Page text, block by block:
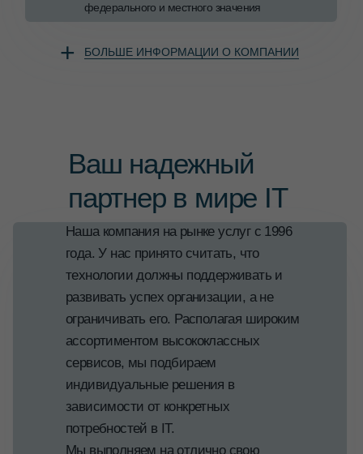
БОЛЬШЕ ИНФОРМАЦИИ О КОМПАНИИ
+
федерального и местного значения
Ваш надежный
партнер в мире IT
Наша компания на рынке услуг с 1996
года. У нас принято считать, что
технологии должны поддерживать и
развивать успех организации, а не
ограничивать его. Располагая широким
ассортиментом высококлассных
сервисов, мы подбираем
индивидуальные решения в
зависимости от конкретных
потребностей в IT.
Мы выполняем на отлично свою